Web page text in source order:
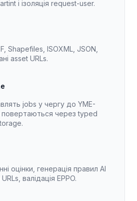
і ізоляція request-user.
Shapefiles, ISOXML, JSON,
asset URLs.
jobs у чергу до YME-
повертаються через typed
оцінки, генерація правил AI
валідація EPPO.